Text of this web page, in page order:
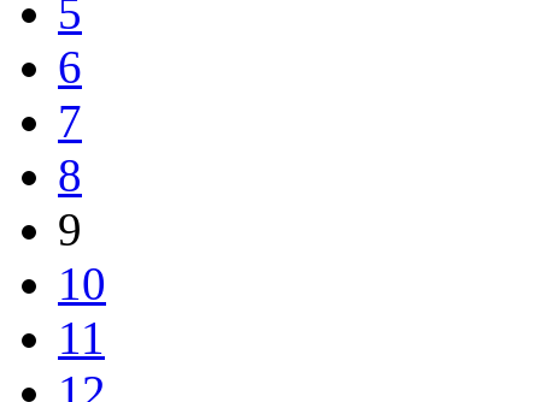
5
6
7
8
9
10
11